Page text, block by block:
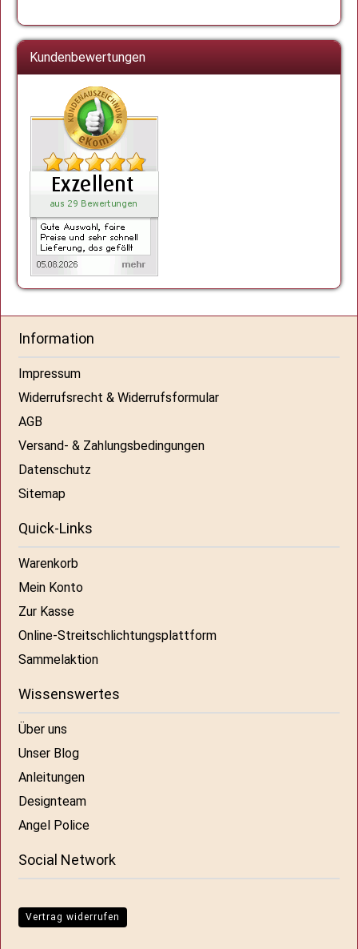
Kundenbewertungen
Information
Impressum
Widerrufsrecht & Widerrufsformular
AGB
Versand- & Zahlungsbedingungen
Datenschutz
Sitemap
Quick-Links
Warenkorb
Mein Konto
Zur Kasse
Online-Streitschlichtungsplattform
Sammelaktion
Wissenswertes
Über uns
Unser Blog
Anleitungen
Designteam
Angel Police
Social Network
Vertrag widerrufen